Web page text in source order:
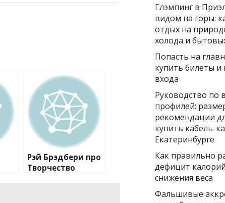
Рэй Брэдбери про
Творчество
Глэмпинг в
видом на горы:
отдых на
холода и
Попасть на
купить билеты и
входа
Руководство по
профилей:
рекомендации
купить кабель-
Екатеринбурге
Как правильно
дефицит
снижения веса
Фальшивые